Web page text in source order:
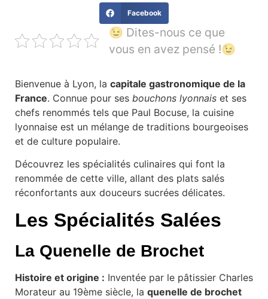
Facebook
😉 Dites-nous ce que
vous en avez pensé !😉
Bienvenue à Lyon, la capitale gastronomique de la
France. Connue pour ses bouchons lyonnais et ses
chefs renommés tels que Paul Bocuse, la cuisine
lyonnaise est un mélange de traditions bourgeoises
et de culture populaire.
Découvrez les spécialités culinaires qui font la
renommée de cette ville, allant des plats salés
réconfortants aux douceurs sucrées délicates.
Les Spécialités Salées
La Quenelle de Brochet
Histoire et origine : Inventée par le pâtissier Charles
Morateur au 19ème siècle, la quenelle de brochet